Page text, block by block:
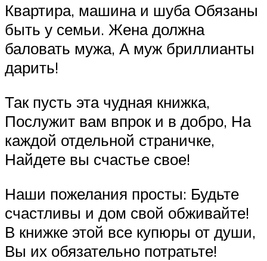
Квартира, машина и шуба Обязаны
быть у семьи. Жена должна
баловать мужа, А муж бриллианты
дарить!
Так пусть эта чудная книжка,
Послужит вам впрок и в добро, На
каждой отдельной страничке,
Найдете вы счастье свое!
Наши пожелания просты: Будьте
счастливы и дом свой обживайте!
В книжке этой все купюры от души,
Вы их обязательно потратьте!